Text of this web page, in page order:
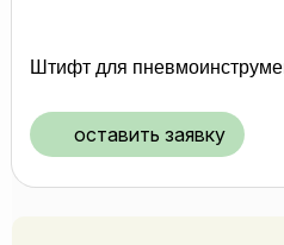
Штифт для
оставить заявку